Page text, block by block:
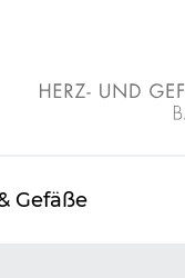
Gefäße